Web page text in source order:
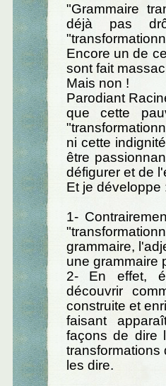
"Grammaire
déjà pas
Encore un de
sont fait
Mais non !
Parodiant
que cette
ni cette
être
défigurer et de
Et je développe
1-
grammaire,
une grammaire
2- En effet,
découvrir
construite et
faisant
façons de dire
transformations
les dire.